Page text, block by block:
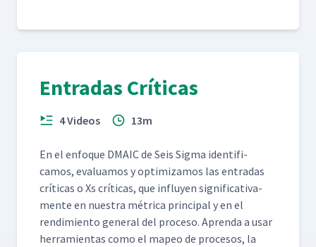
Entradas Críticas
4 Videos 13m
En el enfoque DMA­IC de Seis Sig­ma iden­ti­fi­
camos, eval­u­amos y opti­mizamos las entradas
críti­cas o Xs críti­cas, que influyen sig­ni­fica­ti­va­
mente en nues­tra métri­ca prin­ci­pal y en el
rendimien­to gen­er­al del pro­ce­so. Apren­da a usar
her­ramien­tas como el mapeo de pro­ce­sos, la